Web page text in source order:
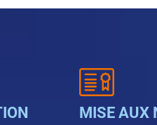
MISE AUX